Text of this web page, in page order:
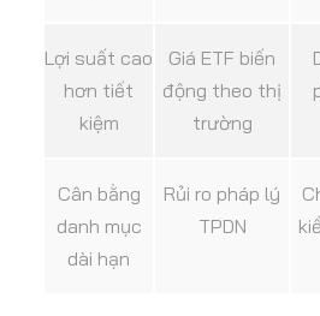
Lợi suất cao
hơn tiết
kiệm
Giá ETF biến
động theo thị
trường
Cân bằng
danh mục
dài hạn
Rủi ro pháp lý
TPDN